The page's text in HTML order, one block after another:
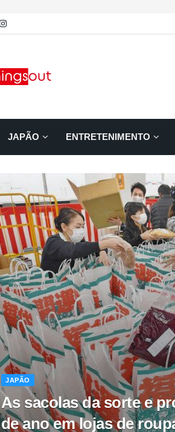
JAPÃO ENTRETENIMENTO
JAPÃO
As sacolas da sorte e
de ano em lojas de